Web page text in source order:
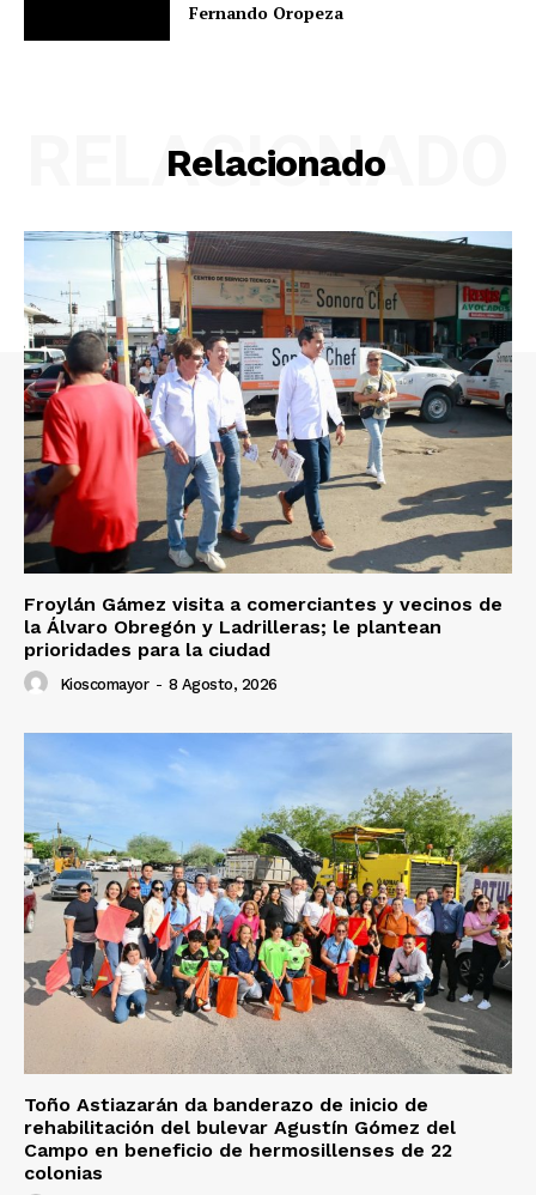
Fernando Oropeza
Relacionado
RELACIONADO
Froylán Gámez visita a comerciantes y vecinos de
la Álvaro Obregón y Ladrilleras; le plantean
prioridades para la ciudad
Kioscomayor - 8 Agosto, 2026
Toño Astiazarán da banderazo de inicio de
rehabilitación del bulevar Agustín Gómez del
Campo en beneficio de hermosillenses de 22
colonias